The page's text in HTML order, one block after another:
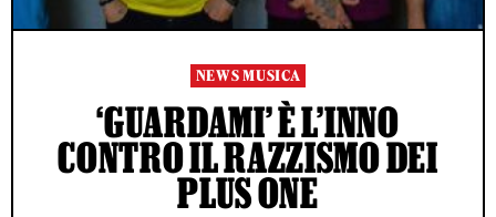
NEWS MUSICA
‘GUARDAMI’ È L’INNO
CONTRO IL RAZZISMO DEI
PLUS ONE